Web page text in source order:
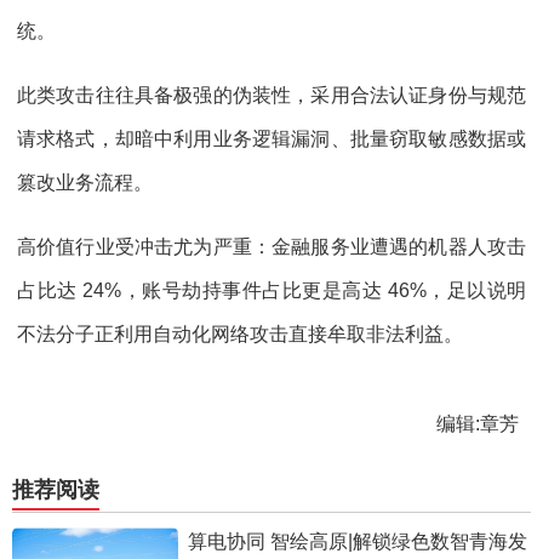
统。
此类攻击往往具备极强的伪装性，采用合法认证身份与规范
请求格式，却暗中利用业务逻辑漏洞、批量窃取敏感数据或
篡改业务流程。
高价值行业受冲击尤为严重：金融服务业遭遇的机器人攻击
占比达 24%，账号劫持事件占比更是高达 46%，足以说明
不法分子正利用自动化网络攻击直接牟取非法利益。
编辑:章芳
推荐阅读
算电协同 智绘高原|解锁绿色数智青海发